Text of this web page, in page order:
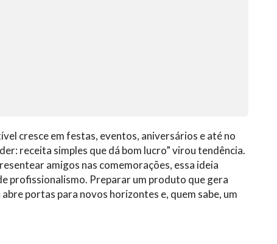
cresce em festas, eventos, aniversários e até no
receita simples que dá bom lucro” virou tendência.
amigos nas comemorações, essa ideia
profissionalismo. Preparar um produto que gera
portas para novos horizontes e, quem sabe, um